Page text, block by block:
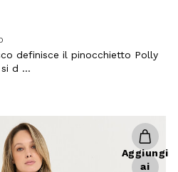
definisce il pinocchietto Polly
d ...
Aggiungi
ai
10% DI